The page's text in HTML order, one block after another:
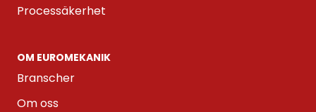
Processäkerhet
OM EUROMEKANIK
Branscher
Om oss